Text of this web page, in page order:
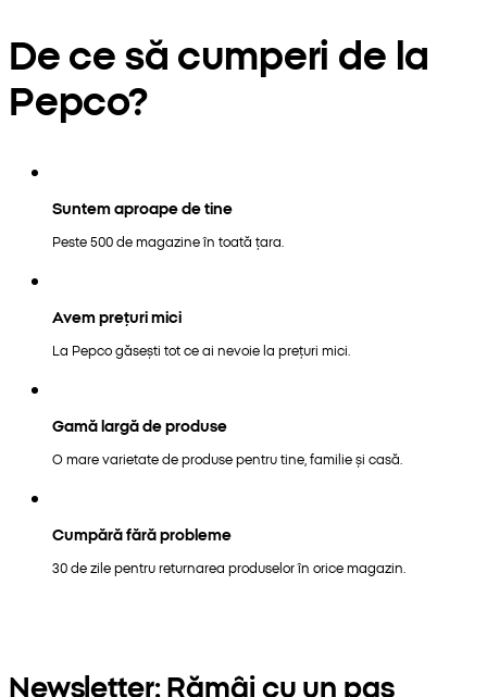
De ce să cumperi de la
Pepco?
Suntem aproape de tine
Peste 500 de magazine în toată țara.
Avem prețuri mici
La Pepco găsești tot ce ai nevoie la prețuri mici.
Gamă largă de produse
O mare varietate de produse pentru tine, familie și casă.
Cumpără fără probleme
30 de zile pentru returnarea produselor în orice magazin.
Newsletter: Rămâi cu un pas